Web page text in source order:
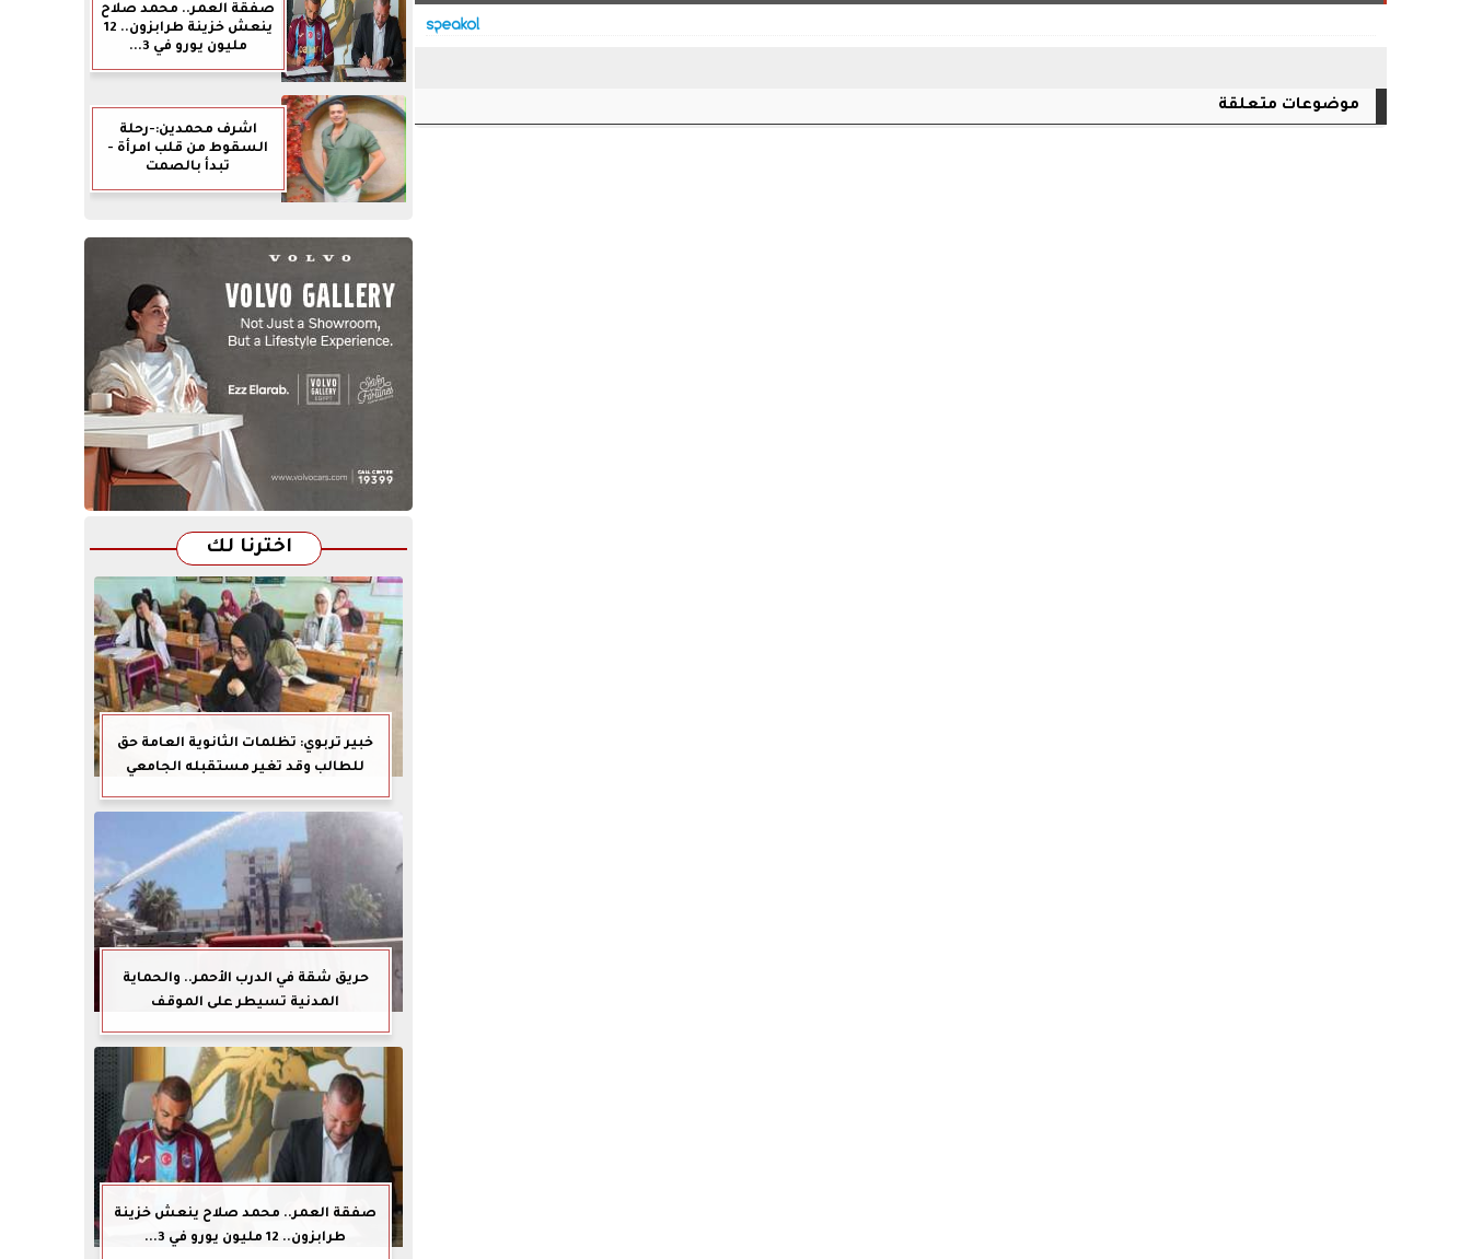
موضوعات متعلقة
صفقة العمر.. محمد صلاح
ينعش خزينة طرابزون.. 12
مليون يورو في 3...
اشرف محمدين:-رحلة
السقوط من قلب امرأة -
تبدأ بالصمت
اخترنا لك
خبير تربوي: تظلمات الثانوية العامة حق
للطالب وقد تغير مستقبله الجامعي
حريق شقة في الدرب الأحمر.. والحماية
المدنية تسيطر على الموقف
صفقة العمر.. محمد صلاح ينعش خزينة
طرابزون.. 12 مليون يورو في 3...